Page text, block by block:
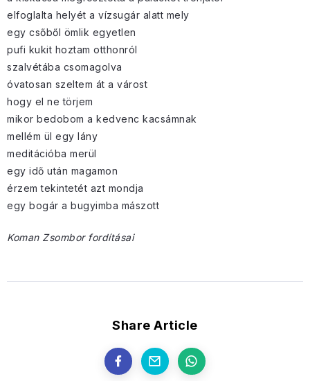
elfoglalta helyét a vízsugár alatt mely
egy csőből ömlik egyetlen
pufi kukit hoztam otthonról
szalvétába csomagolva
óvatosan szeltem át a várost
hogy el ne törjem
mikor bedobom a kedvenc kacsámnak
mellém ül egy lány
meditációba merül
egy idő után magamon
érzem tekintetét azt mondja
egy bogár a bugyimba mászott
Koman Zsombor fordításai
Share Article